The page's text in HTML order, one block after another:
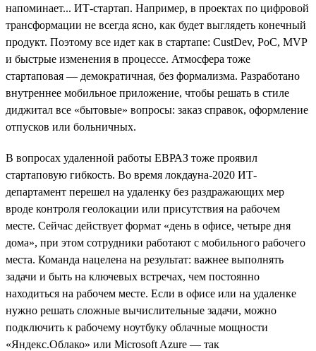
напоминает... ИТ-стартап. Например, в проектах по цифровой
трансформации не всегда ясно, как будет выглядеть конечный
продукт. Поэтому все идет как в стартапе: CustDev, PoC, MVP
и быстрые изменения в процессе. Атмосфера тоже
стартаповая — демократичная, без формализма. Разработано
внутреннее мобильное приложение, чтобы решать в стиле
диджитал все «бытовые» вопросы: заказ справок, оформление
отпусков или больничных.
В вопросах удаленной работы ЕВРАЗ тоже проявил
стартаповую гибкость. Во время локдауна-2020 ИТ-
департамент перешел на удаленку без раздражающих мер
вроде контроля геолокации или присутствия на рабочем
месте. Сейчас действует формат «день в офисе, четыре дня
дома», при этом сотрудники работают с мобильного рабочего
места. Команда нацелена на результат: важнее выполнять
задачи и быть на ключевых встречах, чем постоянно
находиться на рабочем месте. Если в офисе или на удаленке
нужно решать сложные вычислительные задачи, можно
подключить к рабочему ноутбуку облачные мощности
«Яндекс.Облако» или Microsoft Azure — так